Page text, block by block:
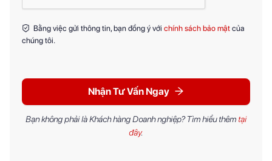
Bằng việc gửi thông tin, bạn đồng ý với chính sách bảo mật của
chúng tôi.
Nhận Tư Vấn Ngay
Bạn không phải là Khách hàng Doanh nghiệp? Tìm hiểu thêm tại
đây.